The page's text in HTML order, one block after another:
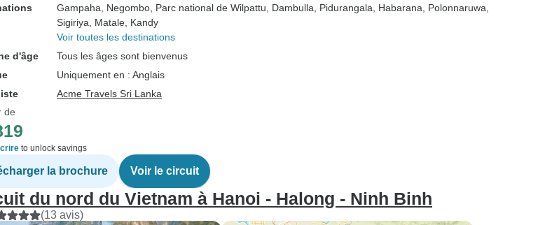
Gampaha , Negombo , Parc national de Wilpattu , Dambulla , Pidurangala , Habarana , Polonnaruwa
Sigiriya , Matale , Kandy
Voir toutes les destinations
d'âge
Tous les âges sont bienvenus
Uniquement en : Anglais
Acme Travels Sri Lanka
de
to unlock savings
la brochure Voir le circuit
du nord du Vietnam à Hanoi - Halong - Ninh Binh
(13 avis)